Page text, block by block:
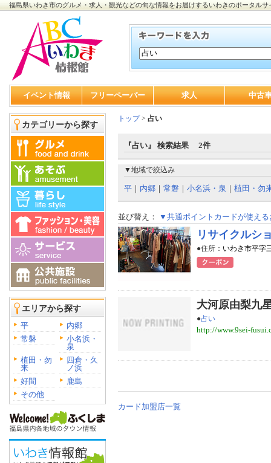
福島県いわき市のグルメ・求人・観光などの旬な情報をお届けするいわきのポータルサ
イベント情報 フリーペーパー 求人 中古
カテゴリーから探す
エリアから探す
平
内郷
常磐
小名浜・
泉
植田・勿
来
四倉・久
ノ浜
好間
鹿島
その他
トップ> 占い
『占い』 検索結果 2件
▼地域で絞込み
平 ｜ 内郷 ｜ 常磐 ｜ 小名浜・泉 ｜ 植田・勿
並び替え： ▼共通ポイントカードが使える
リサイクルシ
●住所： いわき市平字
大河原由梨九
●占い
http://www.9sei-
カード加盟店一覧